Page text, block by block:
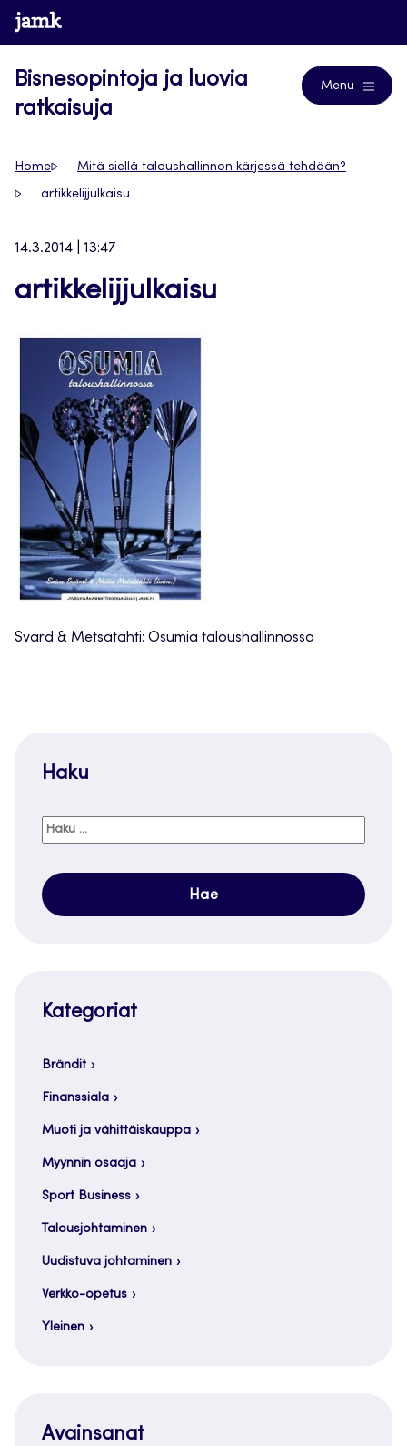
Siirry
suoraan
www.jamk.fi
Bisnesopintoja ja luovia
ratkaisuja
Menu
Home Mitä siellä taloushallinnon kärjessä tehdään?
artikkelijjulkaisu
14.3.2014 | 13:47
artikkelijjulkaisu
Svärd & Metsätähti: Osumia taloushallinnossa
Haku
Haku:
Kategoriat
Brändit
Finanssiala
Muoti ja vähittäiskauppa
Myynnin osaaja
Sport Business
Talousjohtaminen
Uudistuva johtaminen
Verkko-opetus
Yleinen
Avainsanat